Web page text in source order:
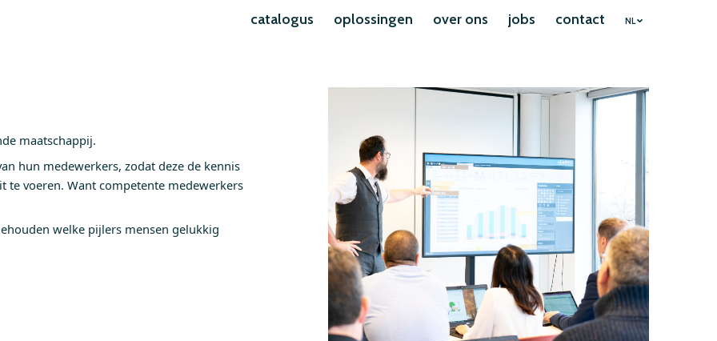
catalogus oplossingen over ons jobs contact NL
maatschappij.
hun medewerkers, zodat deze de kennis
te voeren. Want competente medewerkers
welke pijlers mensen gelukkig